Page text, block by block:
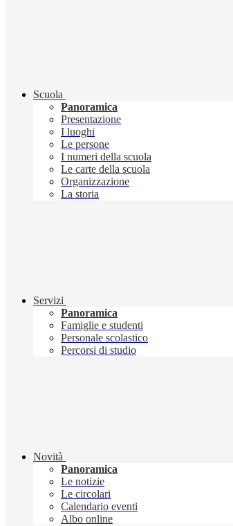
Scuola
Panoramica
Presentazione
I luoghi
Le persone
I numeri della scuola
Le carte della scuola
Organizzazione
La storia
Servizi
Panoramica
Famiglie e studenti
Personale scolastico
Percorsi di studio
Novità
Panoramica
Le notizie
Le circolari
Calendario eventi
Albo online